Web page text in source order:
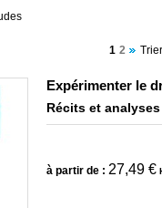
1 2
Expérimenter le
Récits et
à partir de : 27,49 €